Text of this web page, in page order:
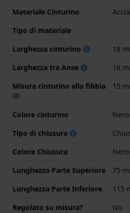
Materiale Cinturino
Tipo di materiale
Larghezza cinturino
18
Larghezza tra Anse
18
Misura cinturino alla fibbia
15
Colore cinturino
Nero
Tipo di chiusura
Colore Chiusura
Nero
Lunghezza Parte Superiore
75
Lunghezza Parte Inferiore
115
Regolato su misura?
No